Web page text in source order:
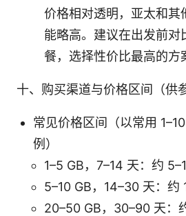
价格相对透明，亚太和其
能略高。建议在出发前对
餐，选择性价比最高的方
十、购买渠道与价格区间（供
常见价格区间（以常用
例）
1–5 GB，7–14 天：约
5–10 GB，14–30 天：约
20–50 GB，30–90 天：